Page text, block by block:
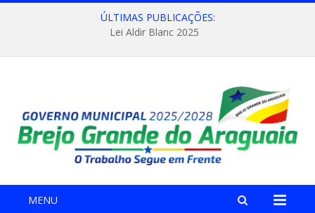
ÚLTIMAS PUBLICAÇÕES:
Lei Aldir Blanc 2025
MENU